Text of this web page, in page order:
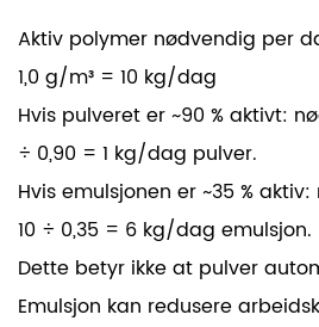
Aktiv polymer nødvendig per
1,0 g/m³ = 10 kg/dag
Hvis pulveret er ~90 % aktivt:
÷ 0,90 = 1 kg/dag pulver.
Hvis emulsjonen er ~35 %
10 ÷ 0,35 = 6 kg/dag emulsjon.
Dette betyr ikke at pulver
Emulsjon kan redusere